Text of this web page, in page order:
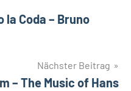
la Coda – Bruno
Nächster Beitrag
– The Music of Hans